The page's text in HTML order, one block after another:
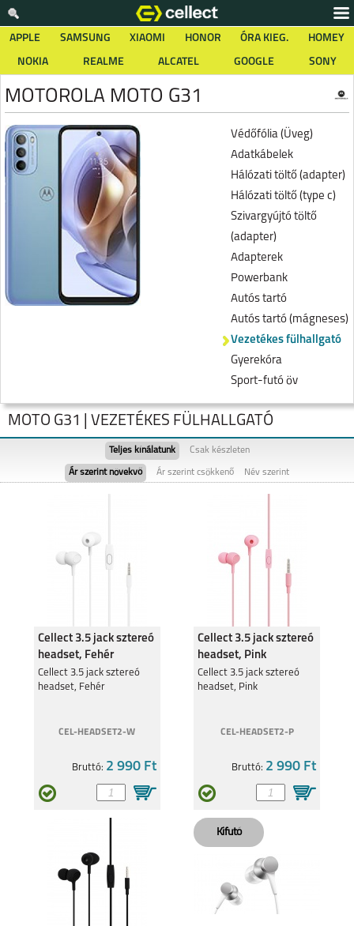
APPLE SAMSUNG XIAOMI HONOR ÓRA KIEG.
HOMEY
NOKIA
REALME ALCATEL GOOGLE SONY
MOTOROLA MOTO G31
Védőfólia (Üveg)
Adatkábelek
Hálózati töltő (adapter)
Hálózati töltő (type c)
Szivargyújtó töltő
(adapter)
Adapterek
Powerbank
Autós tartó
Autós tartó (mágneses)
Vezetékes fülhallgató
Gyerekóra
Sport-futó öv
MOTOROLA EDGE 50
FUSION 5G
MOTOROLA MOTO
G35 5G
MOTOROLA MOTO
MOTOROLA EDGE 40
MOTOROLA MOTO
MOTO G31 | VEZETÉKES FÜLHALLGATÓ
Teljes kínálatunk Csak készleten
Ár szerint növekvő Ár szerint csökkenő Név szerint
Cellect 3.5 jack sztereó
headset, Fehér
Cellect 3.5 jack sztereó
headset, Fehér
CEL-HEADSET2-W
Bruttó: 2 990 Ft
Cellect 3.5 jack sztereó
headset, Pink
Cellect 3.5 jack sztereó
headset, Pink
CEL-HEADSET2-P
Bruttó: 2 990 Ft